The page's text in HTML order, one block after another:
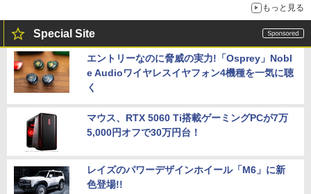
もっと見る
Special Site
エントリーなのに脅威の実力!「Osprey」Nobl
e Audioワイヤレスイヤフォン4機種を一気に聴
く
マウス、RTX 5060 Ti搭載ゲーミングPCが7万
5,000円オフで30万円台！
レイズのパワーデザインホイール「M6」に新
色登場!!